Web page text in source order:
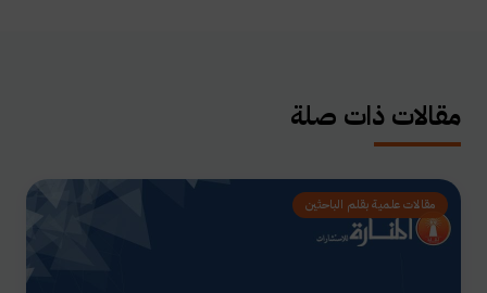
مقالات ذات صلة
مقالات علمية بقلم الباحثين